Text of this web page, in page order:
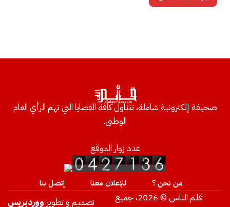
صحيفة إلكترونية شاملة، تتناول كافة القضايا التي تهم الرأي العام
الوطني.
عدد زوار الموقع
من نحن ؟ للإعلان معنا إتصل بنا
قلم الناس © 2026، جميع
تصميم و تطوير ووردبريس